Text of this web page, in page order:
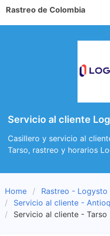
Rastreo de Colombia
Servicio al cliente
Casillero y servicio al
Tarso, rastreo y horarios
Home Rastreo - Logysto
Servicio al cliente -
Servicio al cliente - Tarso